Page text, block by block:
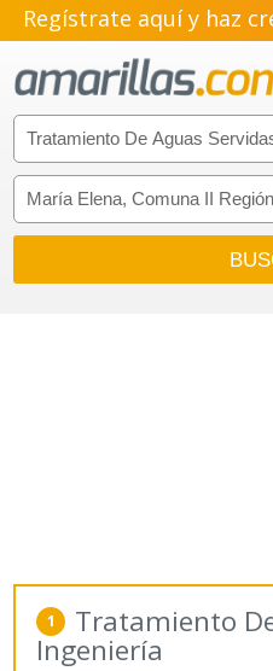
Regístrate aquí y haz
1 Tratamiento
Ingeniería